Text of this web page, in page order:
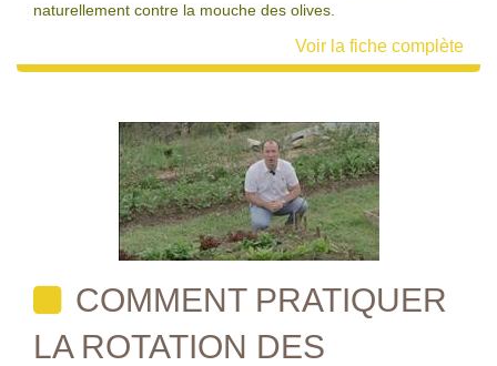
naturellement contre la mouche des olives.
Voir la fiche complète
COMMENT PRATIQUER
LA ROTATION DES